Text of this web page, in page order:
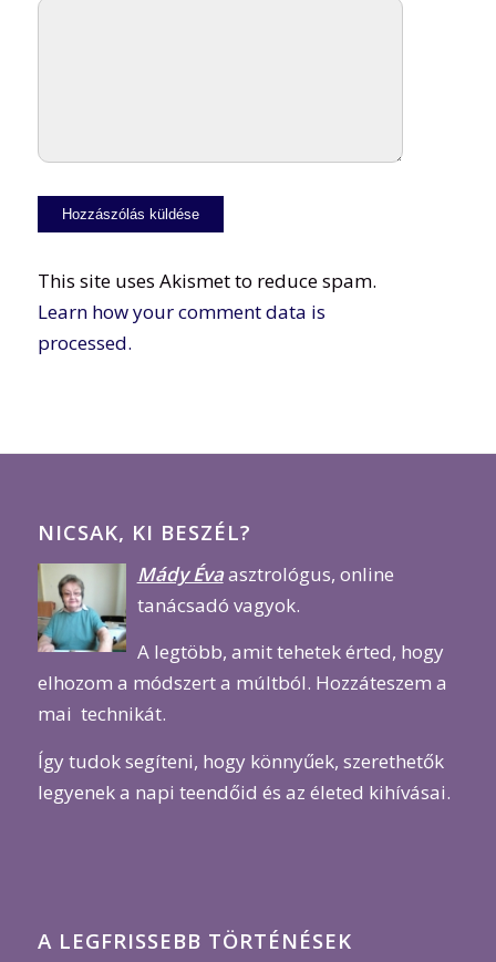
This site uses Akismet to reduce spam.
Learn how your comment data is
processed.
NICSAK, KI BESZÉL?
Mády Évaasztrológus, online
tanácsadó vagyok.
A legtöbb, amit tehetek érted, hogy
elhozom a módszert a múltból. Hozzáteszem a
mai technikát.
Így tudok segíteni, hogy könnyűek, szerethetők
legyenek a napi teendőid és az életed kihívásai.
A LEGFRISSEBB TÖRTÉNÉSEK